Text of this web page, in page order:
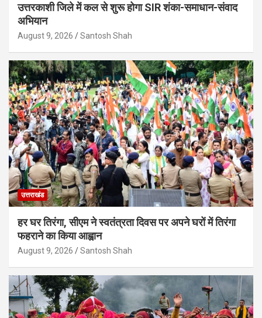
उत्तरकाशी जिले में कल से शुरू होगा SIR शंका-समाधान-संवाद
अभियान
August 9, 2026 Santosh Shah
उत्तराखंड
हर घर तिरंगा, सीएम ने स्वतंत्रता दिवस पर अपने घरों में तिरंगा
फहराने का किया आह्वान
August 9, 2026 Santosh Shah